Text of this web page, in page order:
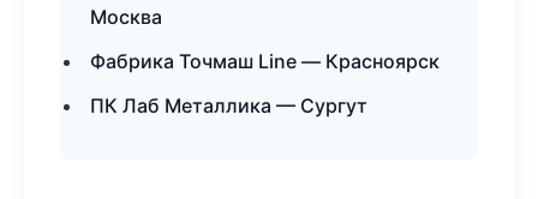
Москва
Фабрика Точмаш Line — Красноярск
ПК Лаб Металлика — Сургут